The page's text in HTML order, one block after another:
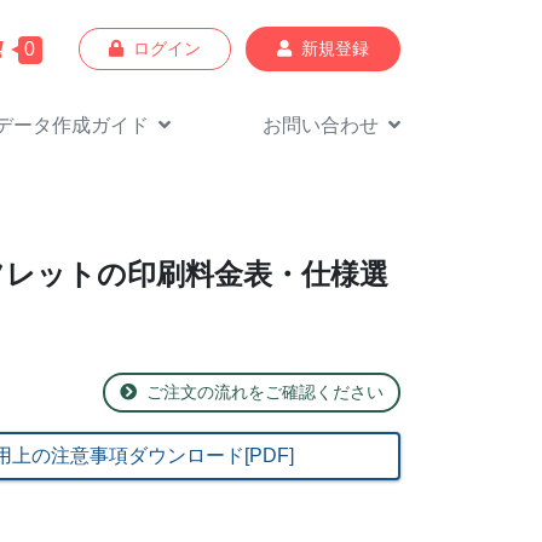
0 ログイン 新規登録
ータ作成ガイド お問い合わせ
ットの印刷料金表・仕様選
ご注文の流れをご確認ください
上の注意事項ダウンロード[PDF]